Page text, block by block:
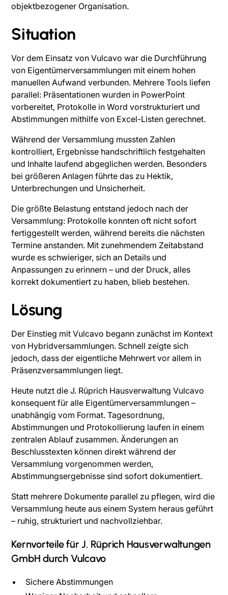
objektbezogener Organisation.
Situation
Vor dem Einsatz von Vulcavo war die Durchführung
von Eigentümerversammlungen mit einem hohen
manuellen Aufwand verbunden. Mehrere Tools liefen
parallel: Präsentationen wurden in PowerPoint
vorbereitet, Protokolle in Word vorstrukturiert und
Abstimmungen mithilfe von Excel-Listen gerechnet.
Während der Versammlung mussten Zahlen
kontrolliert, Ergebnisse handschriftlich festgehalten
und Inhalte laufend abgeglichen werden. Besonders
bei größeren Anlagen führte das zu Hektik,
Unterbrechungen und Unsicherheit.
Die größte Belastung entstand jedoch nach der
Versammlung: Protokolle konnten oft nicht sofort
fertiggestellt werden, während bereits die nächsten
Termine anstanden. Mit zunehmendem Zeitabstand
wurde es schwieriger, sich an Details und
Anpassungen zu erinnern – und der Druck, alles
korrekt dokumentiert zu haben, blieb bestehen.
Lösung
Der Einstieg mit Vulcavo begann zunächst im Kontext
von Hybridversammlungen. Schnell zeigte sich
jedoch, dass der eigentliche Mehrwert vor allem in
Präsenzversammlungen liegt.
Heute nutzt die J. Rüprich Hausverwaltung Vulcavo
konsequent für alle Eigentümerversammlungen –
unabhängig vom Format. Tagesordnung,
Abstimmungen und Protokollierung laufen in einem
zentralen Ablauf zusammen. Änderungen an
Beschlusstexten können direkt während der
Versammlung vorgenommen werden,
Abstimmungsergebnisse sind sofort dokumentiert.
Statt mehrere Dokumente parallel zu pflegen, wird die
Versammlung heute aus einem System heraus geführt
– ruhig, strukturiert und nachvollziehbar.
Kernvorteile für J. Rüprich Hausverwaltungen
GmbH durch Vulcavo
Sichere Abstimmungen